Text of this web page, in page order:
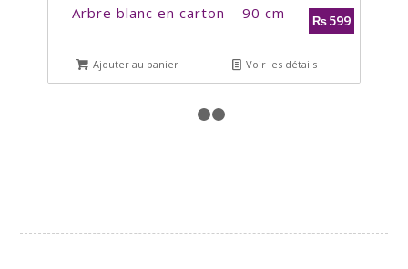
Arbre blanc en carton – 90 cm ₨599
Ajouter au panier Voir les détails